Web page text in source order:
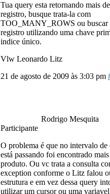
Tua query esta retornando mais
registro, busque trata-la com
TOO_MANY_ROWS ou buscar
registro utilizando uma chave
indice único.
Vlw Leonardo Litz
21 de agosto de 2009 às 3:03 pm
Rodrigo Mesquita
Participante
O problema é que no intervalo de
está passando foi encontrado
produto. Ou vc trata a consulta
exception conforme o Litz falou
estrutura e em vez dessa query
utilizar um cursor ou uma